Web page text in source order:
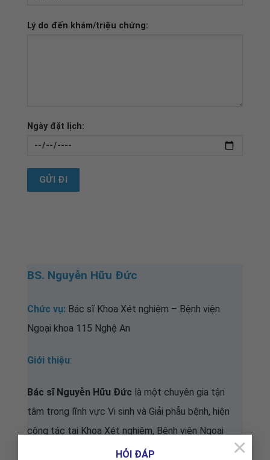
HỎI ĐÁP ×
Lý do đến khám/triệu chứng:
Ngày đặt lịch:
BS. Nguyễn Hữu Đức
Chức vụ: Bác sĩ Khoa Xét nghiệm – Bệnh viện
Ngoại khoa 115 Nghệ An
Giới thiệu:
Bác sĩ Nguyễn Hữu Đức là một chuyên gia tận
tâm trong lĩnh vực Vi sinh và Giải phẫu bệnh, hiện
công tác tại Khoa Xét nghiệm, Bệnh viện Ngoại
khoa 115 Nghệ An. Với nền tảng kiến thức vững